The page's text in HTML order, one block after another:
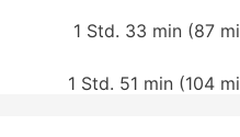
1 Std. 33 min (87 mi
1 Std. 51 min (104 mi